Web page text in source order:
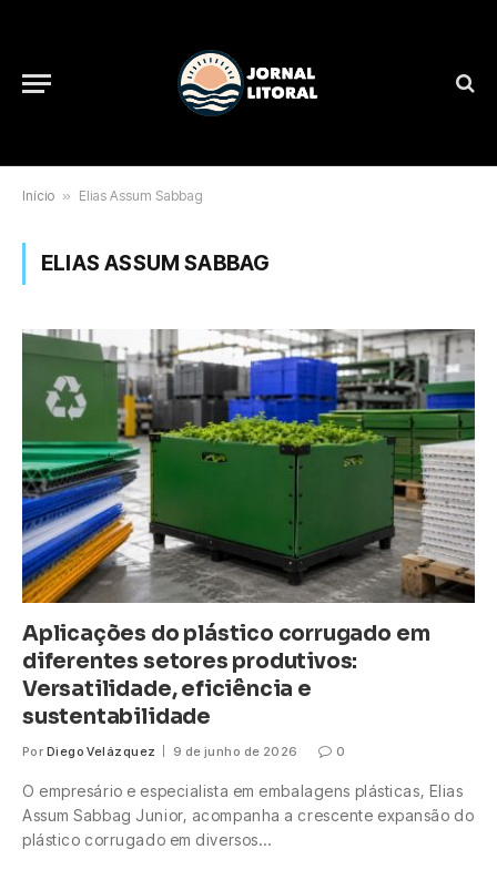
Início » Elias Assum Sabbag
ELIAS ASSUM SABBAG
Aplicações do plástico corrugado em
diferentes setores produtivos:
Versatilidade, eficiência e
sustentabilidade
Por Diego Velázquez 9 de junho de 2026 0
O empresário e especialista em embalagens plásticas, Elias
Assum Sabbag Junior, acompanha a crescente expansão do
plástico corrugado em diversos…